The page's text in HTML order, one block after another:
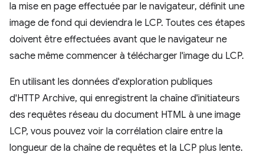
la mise en page effectuée par le navigateur, définit une
image de fond qui deviendra le LCP. Toutes ces étapes
doivent être effectuées avant que le navigateur ne
sache même commencer à télécharger l'image du LCP.
En utilisant les données d'exploration publiques
d'HTTP Archive, qui enregistrent la chaîne d'initiateurs
des requêtes réseau du document HTML à une image
LCP, vous pouvez voir la corrélation claire entre la
longueur de la chaîne de requêtes et la LCP plus lente.